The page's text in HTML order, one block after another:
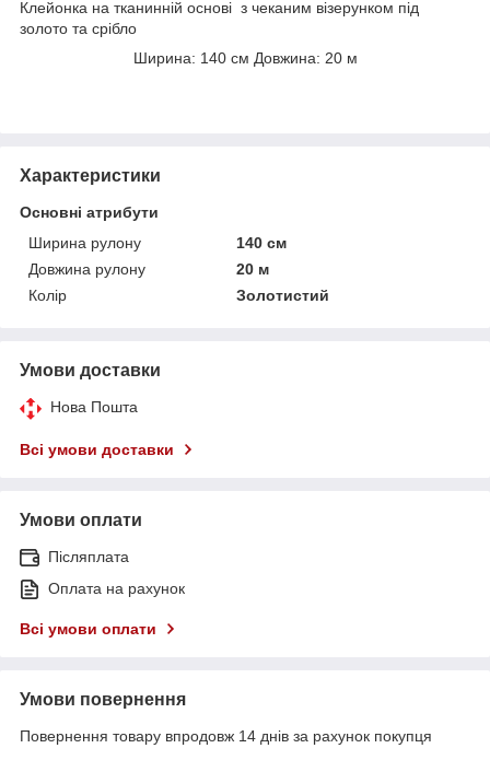
Клейонка на тканинній основі з чеканим візерунком під
золото та срібло
Ширина: 140 см Довжина: 20 м
Характеристики
Основні атрибути
Ширина рулону
140 см
Довжина рулону
20 м
Колір
Золотистий
Умови доставки
Нова Пошта
Всі умови доставки
Умови оплати
Післяплата
Оплата на рахунок
Всі умови оплати
Умови повернення
Повернення товару впродовж 14 днів за рахунок покупця